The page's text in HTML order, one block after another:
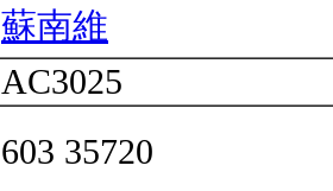
蘇南維
AC3025
603 35720